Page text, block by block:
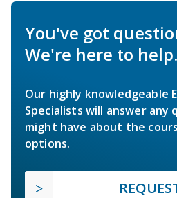
You've got
We're here to help.
Our highly knowledgeable
Specialists will answer any
might have about the
options.